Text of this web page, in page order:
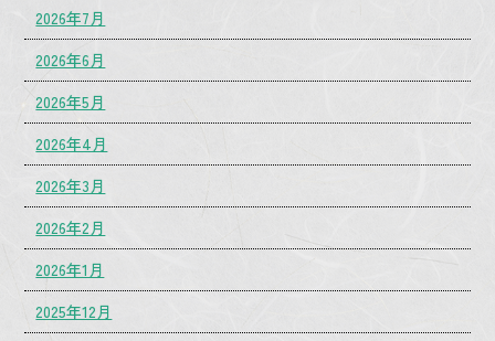
2026年7月
2026年6月
2026年5月
2026年4月
2026年3月
2026年2月
2026年1月
2025年12月